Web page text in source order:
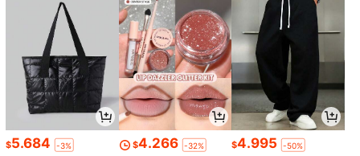
$5.684 -3% $4.266 -32% $4.995 -50%